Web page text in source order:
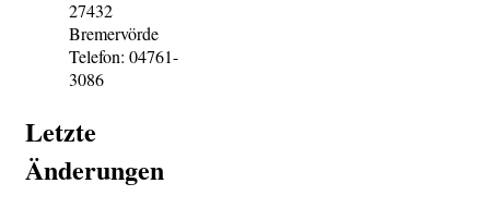
27432
Bremervörde
Telefon: 04761-
3086
Letzte
Änderungen